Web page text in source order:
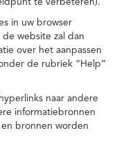
te verbeteren).
in uw browser
website zal dan
over het aanpassen
de rubriek “Help”
naar andere
informatiebronnen
bronnen worden